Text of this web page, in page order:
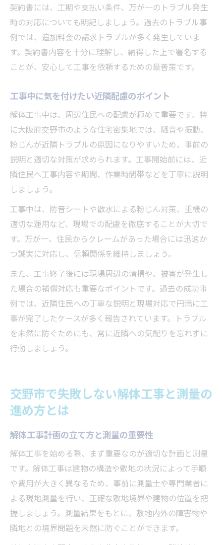
契約書には、工期や支払い条件、万が一のトラブル発生
時の対応についても明記しましょう。過去のトラブル事
例では、追加料金の請求トラブルが多く発生していま
す。契約書内容を十分に理解し、納得した上で署名する
ことが、安心して工事を依頼するための最善策です。
工事中に気を付けたい近隣配慮のポイント
解体工事中は、周辺住民への配慮が極めて重要です。特
に大阪府交野市のような住宅密集地では、騒音や振動、
粉じんが近隣トラブルの原因になりやすいため、事前の
説明と適切な対策が求められます。工事開始前には、近
隣住民へ工事内容や期間、作業時間帯などを丁寧に説明
しましょう。
工事中は、防音シートや散水による粉じん対策、重機の
適切な運用など、現場での配慮を徹底することが大切で
す。万が一、住民からクレームがあった場合には迅速か
つ誠実に対応し、信頼関係を維持しましょう。
また、工事終了後には現場周辺の清掃や、被害が発生し
た場合の補償対応も重要なポイントです。過去の成功事
例では、近隣住民への丁寧な説明と現場対応で円満に工
事が完了したケースが多く報告されています。トラブル
を未然に防ぐためにも、常に近隣への気配りを忘れずに
行動しましょう。
交野市で失敗しない解体工事と測量の
進め方とは
解体工事計画の立て方と測量の重要性
解体工事を始める際、まず重要なのが適切な計画と測量
です。解体工事は建物の構造や敷地の状況によって手順
や費用が大きく異なるため、事前に測量士や専門業者に
よる現地測量を行い、正確な敷地境界や建物の位置を把
握しましょう。測量結果をもとに、敷地内外の障害物や
隣地との境界問題を未然に防ぐことができます。